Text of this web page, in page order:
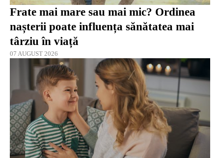
Frate mai mare sau mai mic? Ordinea
nașterii poate influența sănătatea mai
târziu în viață
07 AUGUST 2026